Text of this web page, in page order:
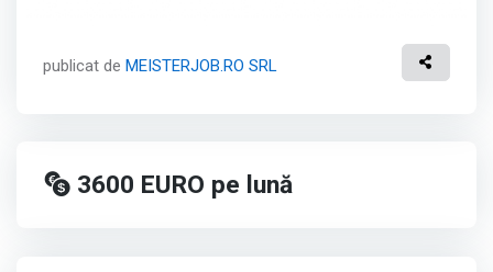
publicat de MEISTERJOB.RO SRL
3600 EURO pe lună